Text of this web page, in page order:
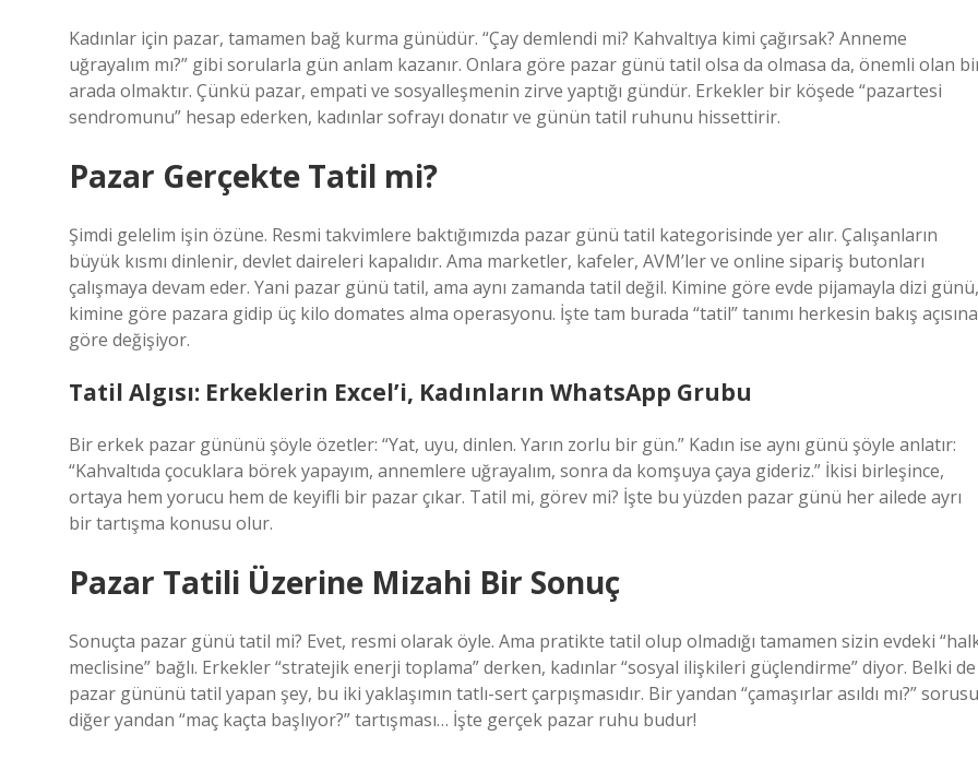
Kadınlar için pazar, tamamen bağ kurma günüdür. “Çay demlendi mi? Kahvaltıya kimi çağırsak? Anneme
uğrayalım mı?” gibi sorularla gün anlam kazanır. Onlara göre pazar günü tatil olsa da olmasa da, önemli olan
arada olmaktır. Çünkü pazar, empati ve sosyalleşmenin zirve yaptığı gündür. Erkekler bir köşede “pazartesi
sendromunu” hesap ederken, kadınlar sofrayı donatır ve günün tatil ruhunu hissettirir.
Pazar Gerçekte Tatil mi?
Şimdi gelelim işin özüne. Resmi takvimlere baktığımızda pazar günü tatil kategorisinde yer alır. Çalışanların
büyük kısmı dinlenir, devlet daireleri kapalıdır. Ama marketler, kafeler, AVM’ler ve online sipariş butonları
çalışmaya devam eder. Yani pazar günü tatil, ama aynı zamanda tatil değil. Kimine göre evde pijamayla dizi günü,
kimine göre pazara gidip üç kilo domates alma operasyonu. İşte tam burada “tatil” tanımı herkesin bakış açısına
göre değişiyor.
Tatil Algısı: Erkeklerin Excel’i, Kadınların WhatsApp Grubu
Bir erkek pazar gününü şöyle özetler: “Yat, uyu, dinlen. Yarın zorlu bir gün.” Kadın ise aynı günü şöyle anlatır:
“Kahvaltıda çocuklara börek yapayım, annemlere uğrayalım, sonra da komşuya çaya gideriz.” İkisi birleşince,
ortaya hem yorucu hem de keyifli bir pazar çıkar. Tatil mi, görev mi? İşte bu yüzden pazar günü her ailede ayrı
bir tartışma konusu olur.
Pazar Tatili Üzerine Mizahi Bir Sonuç
Sonuçta pazar günü tatil mi? Evet, resmi olarak öyle. Ama pratikte tatil olup olmadığı tamamen sizin evdeki
meclisine” bağlı. Erkekler “stratejik enerji toplama” derken, kadınlar “sosyal ilişkileri güçlendirme” diyor. Belki de
pazar gününü tatil yapan şey, bu iki yaklaşımın tatlı-sert çarpışmasıdır. Bir yandan “çamaşırlar asıldı mı?”
diğer yandan “maç kaçta başlıyor?” tartışması… İşte gerçek pazar ruhu budur!